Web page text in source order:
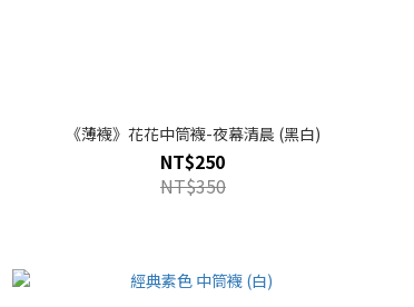
《薄襪》花花中筒襪-夜幕清晨 (黑白)
NT$250
NT$350